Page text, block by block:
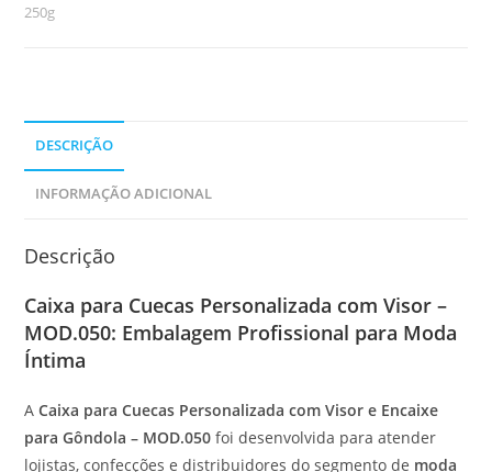
250g
DESCRIÇÃO
INFORMAÇÃO ADICIONAL
Descrição
Caixa para Cuecas Personalizada com Visor –
MOD.050: Embalagem Profissional para Moda
Íntima
ACaixa para Cuecas Personalizada com Visor e Encaixe
para Gôndola – MOD.050 foi desenvolvida para atender
lojistas, confecções e distribuidores do segmento de moda